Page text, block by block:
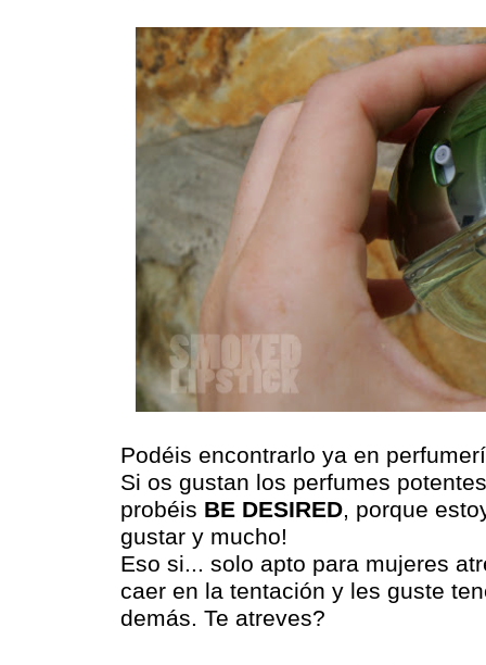
Podéis encontrarlo ya en
Si os gustan los perfumes
probéis BE DESIRED, porque
gustar y mucho!
Eso si... solo apto para mujeres
caer en la tentación y les guste
demás. Te atreves?